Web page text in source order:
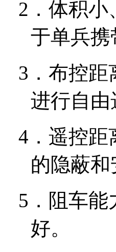
2． 体积小
于单兵携
3． 布控距
进行自由
4． 遥控距
的隐蔽和
5． 阻车能
好。